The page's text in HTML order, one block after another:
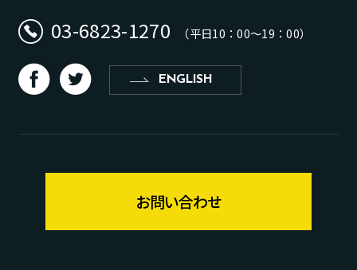
03-6823-1270 （平日10：00〜19：00）
d b ENGLISH
お問い合わせ